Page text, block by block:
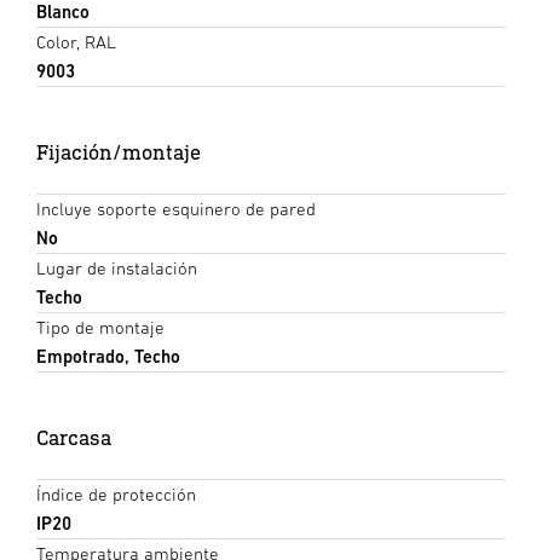
Blanco
Color, RAL
9003
Fijación/montaje
Incluye soporte esquinero de pared
No
Lugar de instalación
Techo
Tipo de montaje
Empotrado, Techo
Carcasa
Índice de protección
IP20
Temperatura ambiente